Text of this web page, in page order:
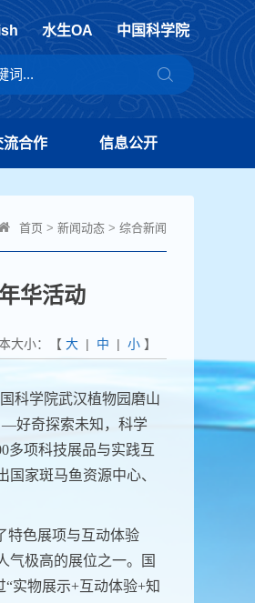
水生OA 中国科学院
流合作 信息公开
首页 > 新闻动态 > 综合新闻
华活动
大小：【 大| 中 | 小】
科学院武汉植物园磨山
—好奇探索未知，科学
多项科技展品与实践互
家斑马鱼资源中心、
特色展项与互动体验
气极高的展位之一。国
实物展示+互动体验+知